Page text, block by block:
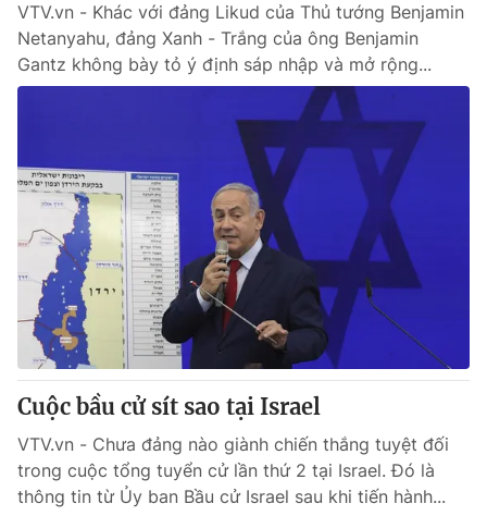
VTV.vn - Khác với đảng Likud của Thủ tướng Benjamin
Netanyahu, đảng Xanh - Trắng của ông Benjamin
Gantz không bày tỏ ý định sáp nhập và mở rộng...
Cuộc bầu cử sít sao tại Israel
VTV.vn - Chưa đảng nào giành chiến thắng tuyệt đối
trong cuộc tổng tuyển cử lần thứ 2 tại Israel. Đó là
thông tin từ Ủy ban Bầu cử Israel sau khi tiến hành...